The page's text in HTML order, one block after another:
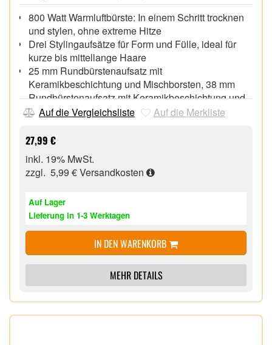
800 Watt Warmluftbürste: In einem Schritt trocknen
und stylen, ohne extreme Hitze
Drei Stylingaufsätze für Form und Fülle, ideal für
kurze bis mittellange Haare
25 mm Rundbürstenaufsatz mit
Keramikbeschichtung und Mischborsten, 38 mm
Rundbürstenaufsatz mit Keramikbeschichtung und
Mischborsten, Stylingdüsenaufsatz
Abnehmbarer, leicht zu reinigender Luftfilter,
Rundbürste mit Kabeldrehgelenk & Aufhängeöse,
Auf die Vergleichsliste Auf die Merkliste
27,99 €
inkl. 19% MwSt.
zzgl. 5,99 €Versandkosten
Auf Lager
Lieferung in 1-3 Werktagen
IN DEN WARENKORB
MEHR DETAILS